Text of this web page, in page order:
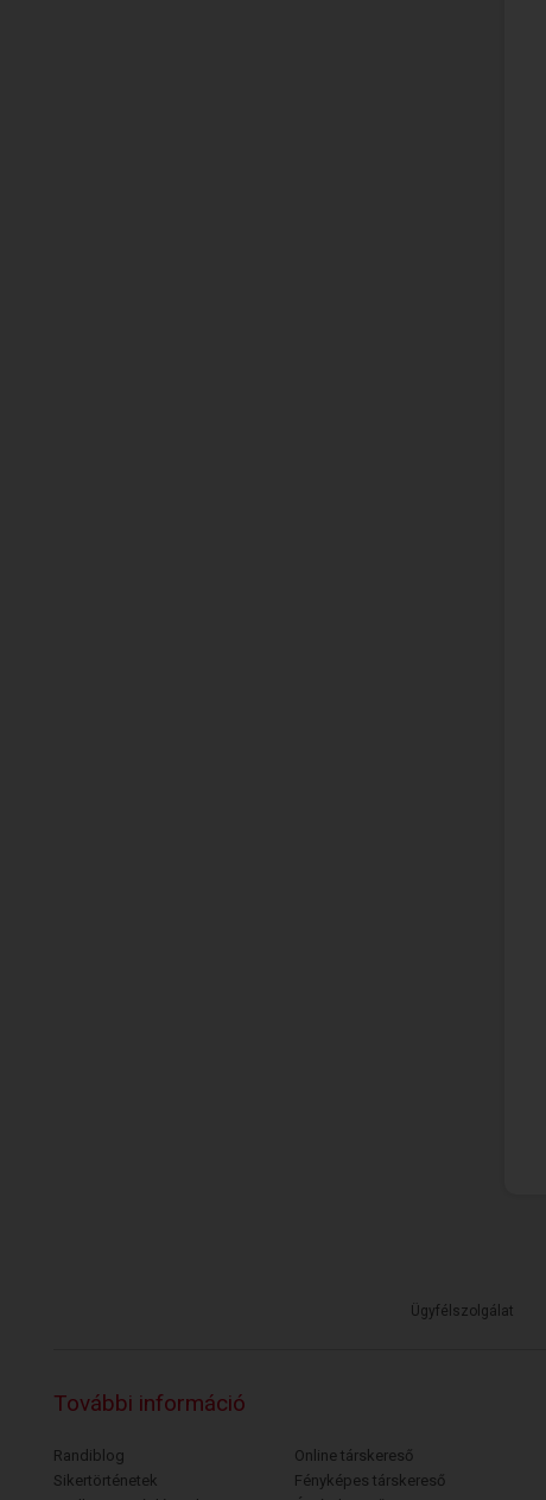
Ügyfélszolgálat
További információ
Randiblog
Sikertörténetek
Online társkereső
Fényképes társkereső